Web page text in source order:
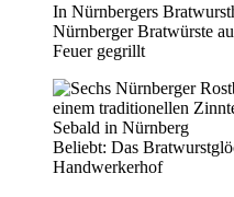
In Nürnbergers
Nürnberger Bratwürste
Feuer gegrillt
Beliebt: Das
Handwerkerhof